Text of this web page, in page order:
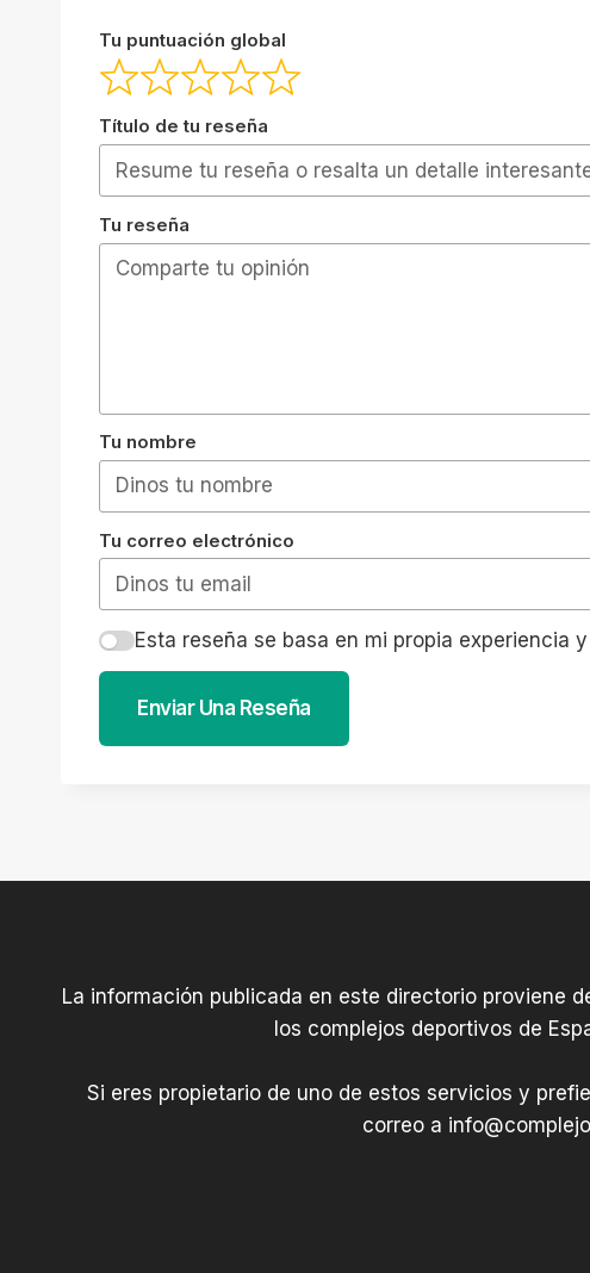
Tu puntuación global
Título de tu reseña
Tu reseña
Tu nombre
Tu correo electrónico
Esta reseña se basa en mi propia experiencia
Enviar Una Reseña
La información publicada en este directorio proviene
los complejos deportivos de
Si eres propietario de uno de estos servicios y
correo a